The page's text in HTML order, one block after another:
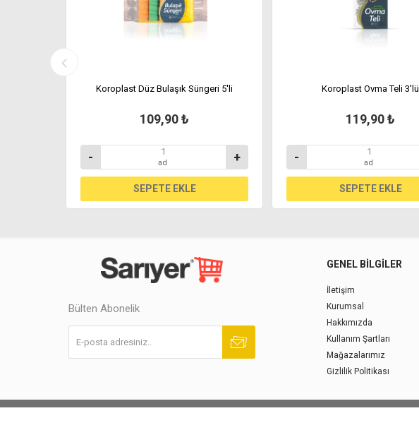
Koroplast Düz Bulaşık Süngeri 5'li
109,90 ₺
- ad +
Koroplast Ovma Teli 3'lü
119,90 ₺
- ad
Bülten Abonelik
GENEL BILGILER
İletişim
Kurumsal
Hakkımızda
Kullanım Şartları
Mağazalarımız
Gizlilik Politikası